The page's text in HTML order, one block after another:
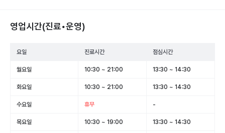
영업시간(진료•운영)
요일 진료시간 점심시간
월요일 10:30 ~ 21:00 13:30 ~ 14:30
화요일 10:30 ~ 21:00 13:30 ~ 14:30
수요일 휴무 -
목요일 10:30 ~ 19:00 13:30 ~ 14:30